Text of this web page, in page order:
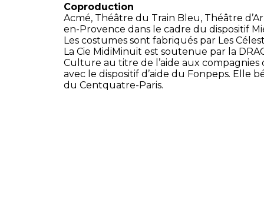
Coproduction
Acmé, Théâtre du Train Bleu, Théâtre
en-Provence dans le cadre du dispositif
Les costumes sont fabriqués par Les
La Cie MidiMinuit est soutenue par la
Culture au titre de l’aide aux
avec le dispositif d’aide du Fonpeps. Elle
du Centquatre-Paris.